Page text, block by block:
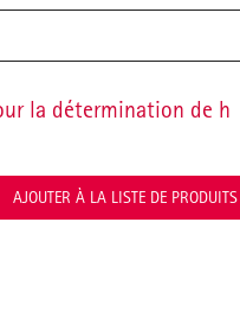
la détermination de h
AJOUTER À LA LISTE DE PRODUITS